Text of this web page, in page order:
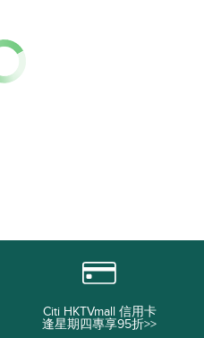
Citi HKTVmall 信用卡
逢星期四專享95折>>